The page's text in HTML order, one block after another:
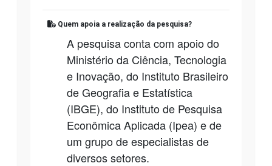
Quem apoia a realização da pesquisa?
A pesquisa conta com apoio do
Ministério da Ciência, Tecnologia
e Inovação, do Instituto Brasileiro
de Geografia e Estatística
(IBGE), do Instituto de Pesquisa
Econômica Aplicada (Ipea) e de
um grupo de especialistas de
diversos setores.